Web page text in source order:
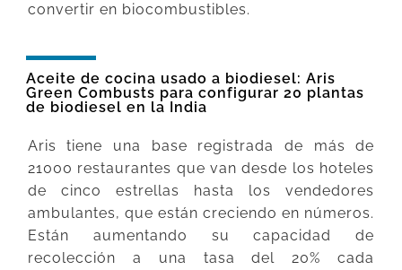
convertir en biocombustibles.
Aceite de cocina usado a biodiesel: Aris
Green Combusts para configurar 20 plantas
de biodiesel en la India
Aris tiene una base registrada de más de
21000 restaurantes que van desde los hoteles
de cinco estrellas hasta los vendedores
ambulantes, que están creciendo en números.
Están aumentando su capacidad de
recolección a una tasa del 20% cada